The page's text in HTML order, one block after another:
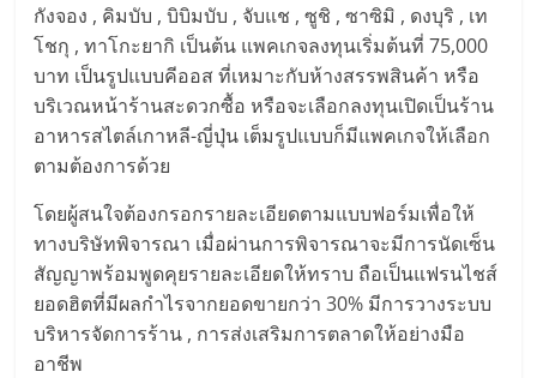
ปรึกษา
แฟ
รน
ไชส์,
รวม
รน
ไชส์
ขาย
แฟ
รน
ไชส์
กังจอง , คิมบับ , บิบิมบับ , จับแช , ซูชิ , ซาซิมิ , ดงบุริ , เท
โชกุ , ทาโกะยากิ เป็นต้น แพคเกจลงทุนเริ่มต้นที่ 75,000
บาท เป็นรูปแบบคีออส ที่เหมาะกับห้างสรรพสินค้า หรือ
บริเวณหน้าร้านสะดวกซื้อ หรือจะเลือกลงทุนเปิดเป็นร้าน
อาหารสไตล์เกาหลี-ญี่ปุ่น เต็มรูปแบบก็มีแพคเกจให้เลือก
ตามต้องการด้วย
โดยผู้สนใจต้องกรอกรายละเอียดตามแบบฟอร์มเพื่อให้
ทางบริษัทพิจารณา เมื่อผ่านการพิจารณาจะมีการนัดเซ็น
สัญญาพร้อมพูดคุยรายละเอียดให้ทราบ ถือเป็นแฟรนไชส์
ยอดฮิตที่มีผลกำไรจากยอดขายกว่า 30% มีการวางระบบ
บริหารจัดการร้าน , การส่งเสริมการตลาดให้อย่างมือ
อาชีพ